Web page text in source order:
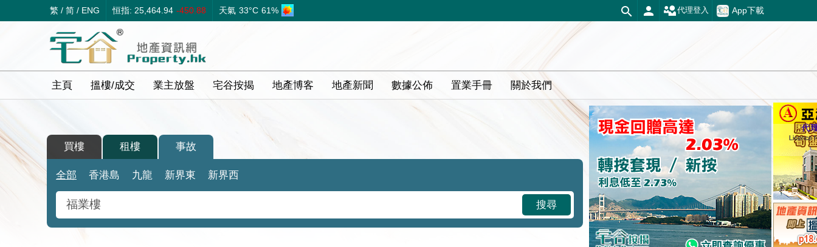
繁 / 简 / ENG 恒指: 25,464.94 -450.88 天氣 33°C 61% App下載
代理登入
主頁 搵樓/成交 業主放盤 宅谷按揭 地產博客 地產新聞 數據公佈 置業手冊 關於我們
買樓 租樓 事故
全部 香港島 九龍 新界東 新界西
搜尋